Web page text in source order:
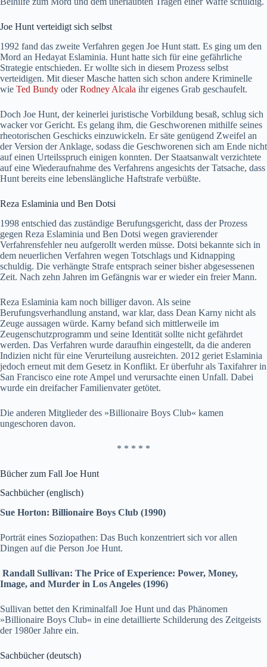
Joe Hunt verteidigt sich selbst
1992 fand das zweite Verfahren gegen Joe Hunt statt. Es ging um den
Mord an Hedayat Eslaminia. Hunt hatte sich für eine gefährliche
Strategie entschieden. Er wollte sich in diesem Prozess selbst
verteidigen. Mit dieser Masche hatten sich schon andere Kriminelle
wie Ted Bundy oderRodney Alcala ihr eigenes Grab geschaufelt.
Doch Joe Hunt, der keinerlei juristische Vorbildung besaß, schlug sich
wacker vor Gericht. Es gelang ihm, die Geschworenen mithilfe seines
rheotorischen Geschicks einzuwickeln. Er säte genügend Zweifel an
der Version der Anklage, sodass die Geschworenen sich am Ende nicht
auf einen Urteilsspruch einigen konnten. Der Staatsanwalt verzichtete
auf eine Wiederaufnahme des Verfahrens angesichts der Tatsache, dass
Hunt bereits eine lebenslängliche Haftstrafe verbüßte.
Reza Eslaminia und Ben Dotsi
1998 entschied das zuständige Berufungsgericht, dass der Prozess
gegen Reza Eslaminia und Ben Dotsi wegen gravierender
Verfahrensfehler neu aufgerollt werden müsse. Dotsi bekannte sich in
dem neuerlichen Verfahren wegen Totschlags und Kidnapping
schuldig. Die verhängte Strafe entsprach seiner bisher abgesessenen
Zeit. Nach zehn Jahren im Gefängnis war er wieder ein freier Mann.
Reza Eslaminia kam noch billiger davon. Als seine
Berufungsverhandlung anstand, war klar, dass Dean Karny nicht als
Zeuge aussagen würde. Karny befand sich mittlerweile im
Zeugenschutzprogramm und seine Identität sollte nicht gefährdet
werden. Das Verfahren wurde daraufhin eingestellt, da die anderen
Indizien nicht für eine Verurteilung ausreichten. 2012 geriet Eslaminia
jedoch erneut mit dem Gesetz in Konflikt. Er überfuhr als Taxifahrer in
San Francisco eine rote Ampel und verursachte einen Unfall. Dabei
wurde ein dreifacher Familienvater getötet.
Die anderen Mitglieder des »Billionaire Boys Club« kamen
ungeschoren davon.
* * * * *
Bücher zum Fall Joe Hunt
Sachbücher (englisch)
Sue Horton: Billionaire Boys Club (1990)
Porträt eines Soziopathen: Das Buch konzentriert sich vor allen
Dingen auf die Person Joe Hunt.
Randall Sullivan: The Price of Experience: Power, Money,
Image, and Murder in Los Angeles (1996)
Sullivan bettet den Kriminalfall Joe Hunt und das Phänomen
»Billionaire Boys Club« in eine detaillierte Schilderung des Zeitgeists
der 1980er Jahre ein.
Sachbücher (deutsch)